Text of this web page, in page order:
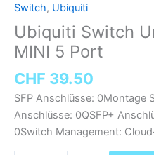
Switch, Ubiquiti
Ubiquiti Switch
MINI 5 Port
CHF 39.50
SFP Anschlüsse: 0Montage
Anschlüsse: 0QSFP+
0Switch Management: